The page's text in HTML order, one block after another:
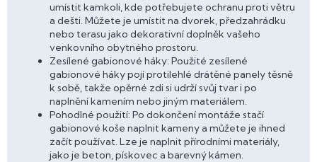
umístit kamkoli, kde potřebujete ochranu proti větru
a dešti. Můžete je umístit na dvorek, předzahrádku
nebo terasu jako dekorativní doplněk vašeho
venkovního obytného prostoru.
Zesílené gabionové háky: Použité zesílené
gabionové háky pojí protilehlé drátěné panely těsně
k sobě, takže opěrné zdi si udrží svůj tvar i po
naplnění kamením nebo jiným materiálem.
Pohodlné použití: Po dokončení montáže stačí
gabionové koše naplnit kameny a můžete je ihned
začít používat. Lze je naplnit přírodními materiály,
jako je beton, pískovec a barevný kámen.